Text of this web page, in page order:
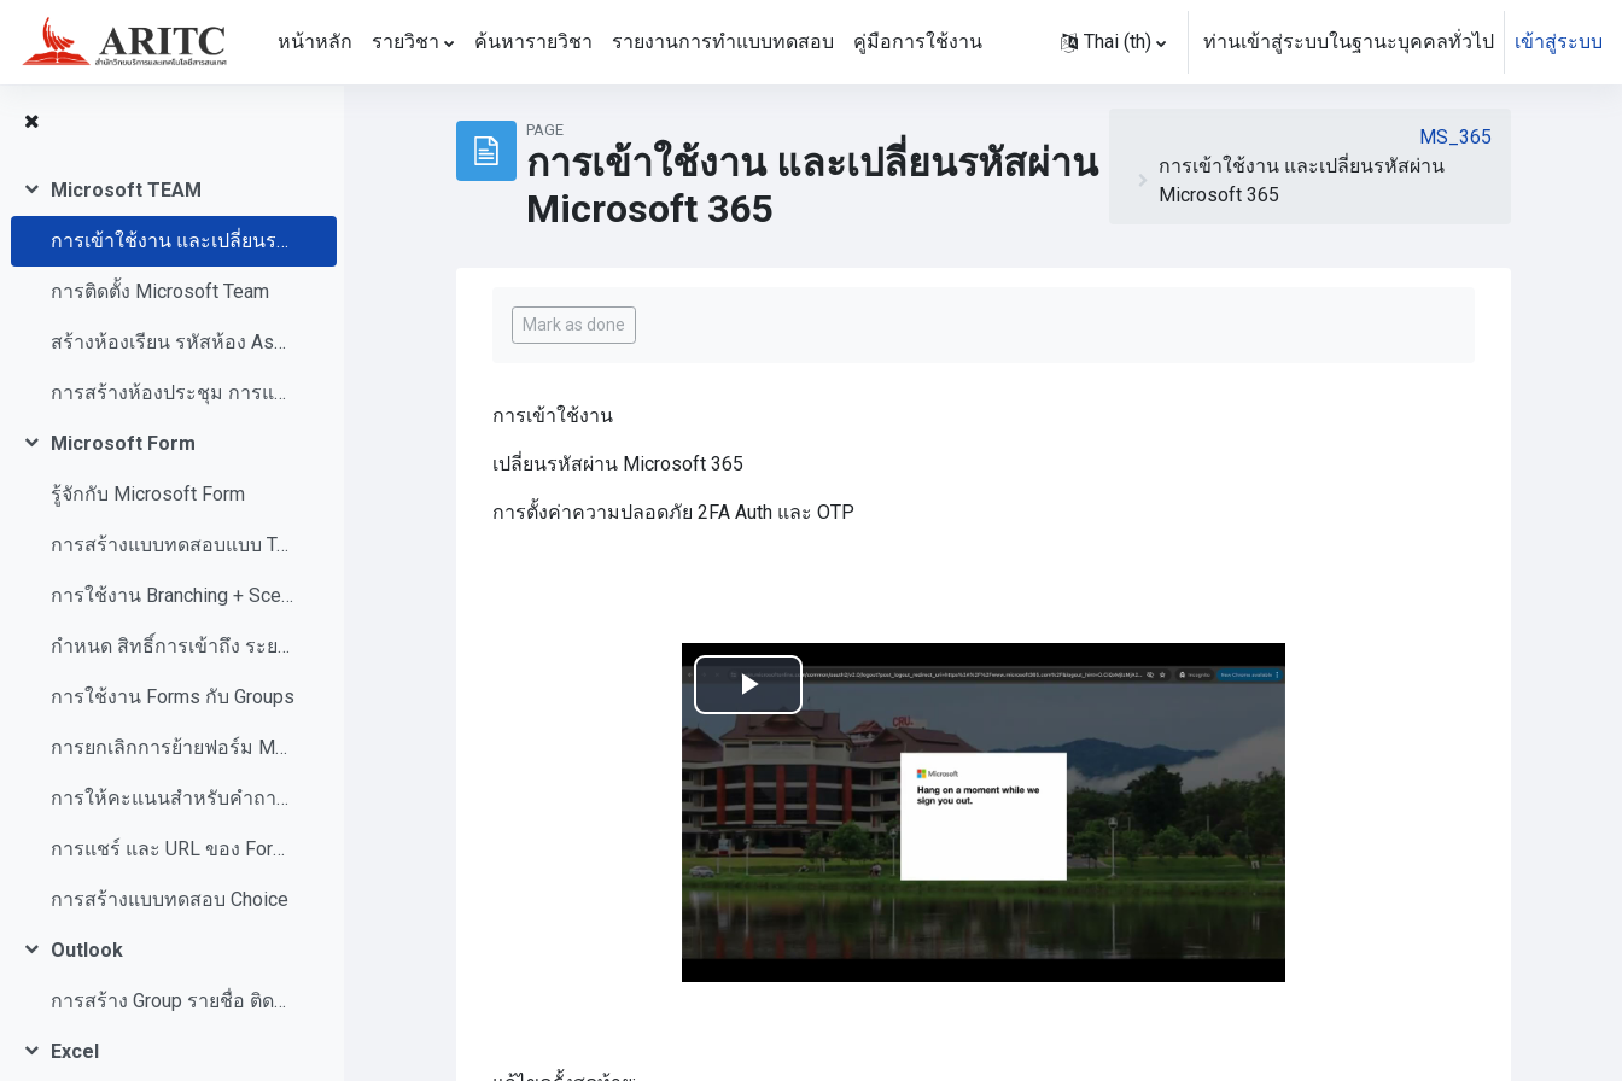
ข้ามไปที่เนื้อหาหลัก
หน้าหลัก
รายวิชา ค้นหารายวิชา รายงานการทำแบบทดสอบ คู่มือการใช้งาน Thai ‎(th)‎ ท่านเข้าสู่ระบบในฐานะบุคคลทั่วไป เข้าสู่ระบบ
Microsoft TEAM
การเข้าใช้งาน และเปลี่ยนรหัสผ่าน Microsoft 365
การติดตั้ง Microsoft Team
สร้างห้องเรียน รหัสห้อง Assignments กำหนดการส่งงาน ให้คะแนน
การสร้างห้องประชุม การแชร์หน้าจอ
Microsoft Form
รู้จักกับ Microsoft Form
การสร้างแบบทดสอบแบบ Text
การใช้งาน Branching + Scetion
กำหนด สิทธิ์การเข้าถึง ระยะเวลาในการทำแบบทดสอบให้กับผู้ใช้งาน
การใช้งาน Forms กับ Groups
การยกเลิกการย้ายฟอร์ม Move Form Group back to My Forms
การให้คะแนนสำหรับคำถามอัตนัย
การแชร์ และ URL ของ Form ที่สร้าง
การสร้างแบบทดสอบ Choice
Outlook
การสร้าง Group รายชื่อ ติดต่อ
Excel
PAGE
การเข้าใช้งาน และเปลี่ยนรหัสผ่าน
Microsoft 365
MS_365
การเข้าใช้งาน และเปลี่ยนรหัสผ่าน
Microsoft 365
Mark as done
การเข้าใช้งาน
เปลี่ยนรหัสผ่าน Microsoft 365
การตั้งค่าความปลอดภัย 2FA Auth และ OTP
เล่น
วิดีโอ